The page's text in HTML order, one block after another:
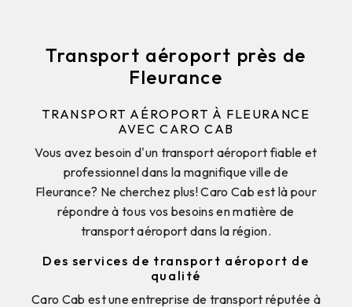
Transport aéroport près de
Fleurance
TRANSPORT AÉROPORT À FLEURANCE
AVEC CARO CAB
Vous avez besoin d'un transport aéroport fiable et
professionnel dans la magnifique ville de
Fleurance? Ne cherchez plus! Caro Cab est là pour
répondre à tous vos besoins en matière de
transport aéroport dans la région.
Des services de transport aéroport de
qualité
Caro Cab est une entreprise de transport réputée à